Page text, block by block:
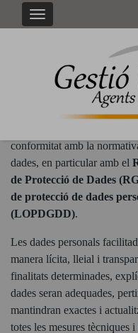
POLÍTICA DE
conformitat amb la
dades, en particular amb el
de Protecció de Dades
de protecció de dades
(LOPDGDD).
Les dades personals
manera lícita, lleial i
finalitats determinades,
dades seran adequades,
mantindran exactes i
totes les mesures tècniques